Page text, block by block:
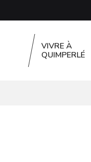
VIVRE À
QUIMPERLÉ